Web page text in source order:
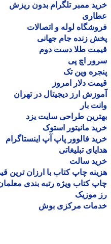
ممبر تلگرام بدون ریزش
لوله و اتصالات
زنده جام جهانی
طلا دست دوم
اچ پی
وین تک
دلار امروز
ارز دیجیتال در تهران
بار
طراحی سایت یزد
مانیتور استوک
فالوور پاپ آپ اینستاگرام
تبلیغاتی
سالت
چاپ کتاب با ارزان ترین قیمت
کتاب ویژه رتبه بندی معلمان
موزیک
مرکزی بوش